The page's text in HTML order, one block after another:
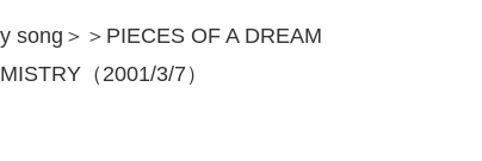
song＞＞PIECES OF A DREAM
（2001/3/7）